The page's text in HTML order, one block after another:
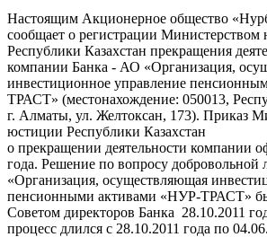
Настоящим Акционерное общество
сообщает о регистрации Министерством
Республики Казахстан прекращения
компании Банка - АО «Организация,
инвестиционное управление
ТРАСТ» (местонахождение: 050013,
г. Алматы, ул. Желтоксан, 173). Приказ
юстиции Республики Казахстан
о прекращении деятельности компании
года. Решение по вопросу
«Организация, осуществляющая
пенсионными активами «НУР-ТРАСТ»
Советом директоров Банка 28.10.2011
процесс длился с 28.10.2011 года по